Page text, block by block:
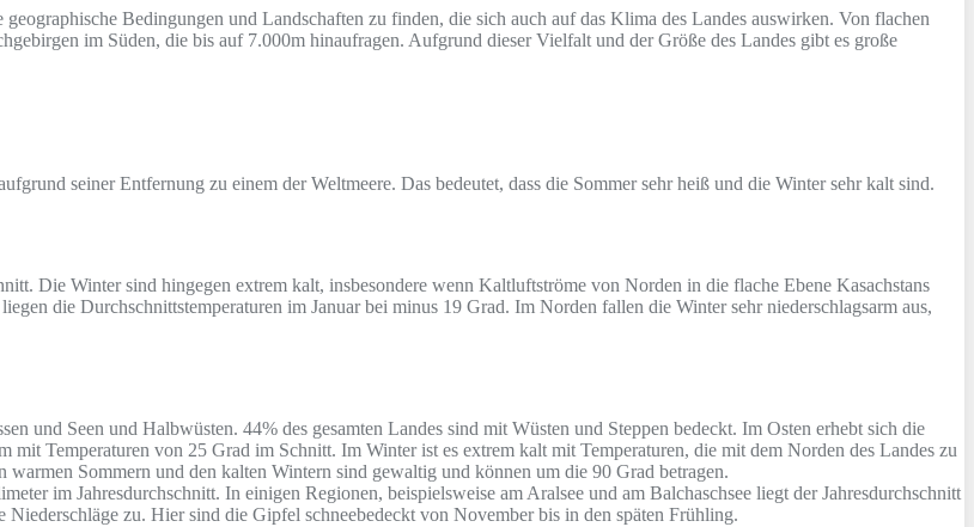
Bedingungen und Landschaften zu finden, die sich auch auf das Klima des Landes auswirken. Von flachen
im Süden, die bis auf 7.000m hinaufragen. Aufgrund dieser Vielfalt und der Größe des Landes gibt es große
seiner Entfernung zu einem der Weltmeere. Das bedeutet, dass die Sommer sehr heiß und die Winter sehr kalt sind.
Die Winter sind hingegen extrem kalt, insbesondere wenn Kaltluftströme von Norden in die flache Ebene Kasachstans
die Durchschnittstemperaturen im Januar bei minus 19 Grad. Im Norden fallen die Winter sehr niederschlagsarm aus,
und Seen und Halbwüsten. 44% des gesamten Landes sind mit Wüsten und Steppen bedeckt. Im Osten erhebt sich die
Temperaturen von 25 Grad im Schnitt. Im Winter ist es extrem kalt mit Temperaturen, die mit dem Norden des Landes zu
Sommern und den kalten Wintern sind gewaltig und können um die 90 Grad betragen.
im Jahresdurchschnitt. In einigen Regionen, beispielsweise am Aralsee und am Balchaschsee liegt der Jahresdurchschnitt
zu. Hier sind die Gipfel schneebedeckt von November bis in den späten Frühling.